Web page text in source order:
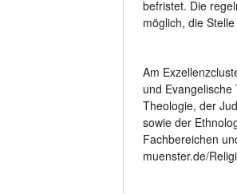
befristet. Die
möglich, die
Am
und
Theologie, der
sowie der
Fachbereichen
muenster.de/